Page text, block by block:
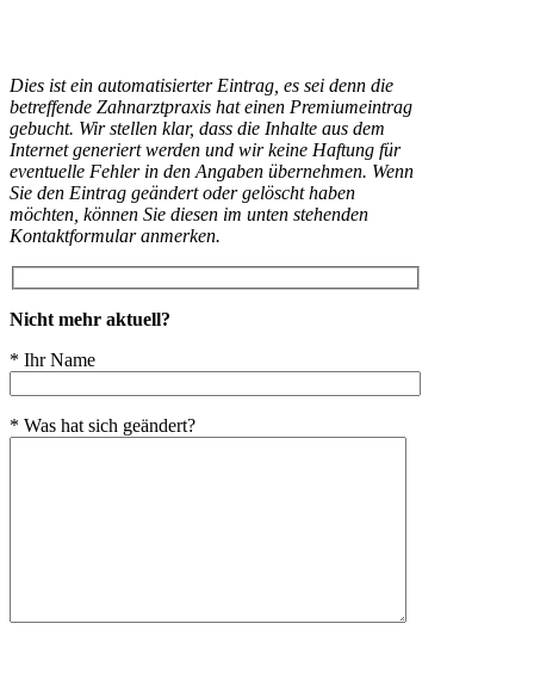
Dies ist ein automatisierter Eintrag, es sei denn die
betreffende Zahnarztpraxis hat einen Premiumeintrag
gebucht. Wir stellen klar, dass die Inhalte aus dem
Internet generiert werden und wir keine Haftung für
eventuelle Fehler in den Angaben übernehmen. Wenn
Sie den Eintrag geändert oder gelöscht haben
möchten, können Sie diesen im unten stehenden
Kontaktformular anmerken.
Nicht mehr aktuell?
* Ihr Name
* Was hat sich geändert?